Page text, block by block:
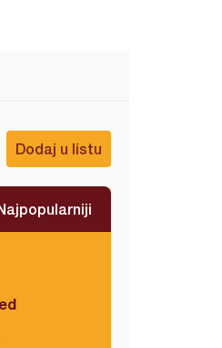
Dodaj u listu